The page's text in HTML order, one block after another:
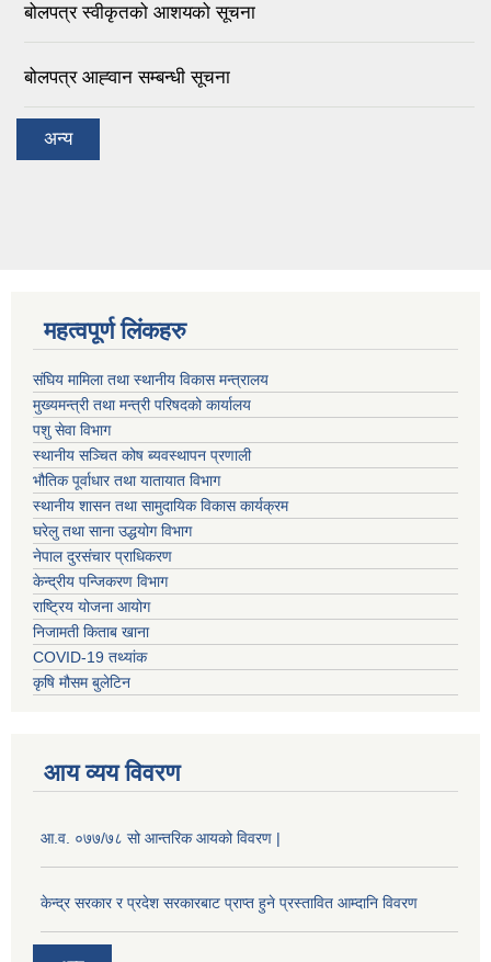
बोलपत्र स्वीकृतको आशयको सूचना
बोलपत्र आह्‍वान सम्बन्धी सूचना
अन्य
महत्वपूर्ण लिंकहरु
संघिय मामिला तथा स्थानीय विकास मन्त्रालय
मुख्यमन्त्री तथा मन्त्री परिषदको कार्यालय
पशु सेवा विभाग
स्थानीय सञ्चित कोष ब्यवस्थापन प्रणाली
भौतिक पूर्वाधार तथा यातायात विभाग
स्थानीय शासन तथा सामुदायिक विकास कार्यक्रम
घरेलु तथा साना उद्धयोग विभाग
नेपाल दुरसंचार प्राधिकरण
केन्द्रीय पन्जिकरण विभाग
राष्ट्रिय योजना आयोग
निजामती किताब खाना
COVID-19 तथ्यांक
कृषि मौसम बुलेटिन
आय व्यय विवरण
आ.व. ०७७/७८ सो आन्तरिक आयको विवरण |
केन्द्र सरकार र प्रदेश सरकारबाट प्राप्त हुने प्रस्तावित आम्दानि विवरण